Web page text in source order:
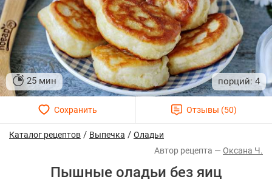
25 мин 4
Каталог рецептов / Выпечка / Оладьи
Оксана Ч.
Пышные оладьи без яиц